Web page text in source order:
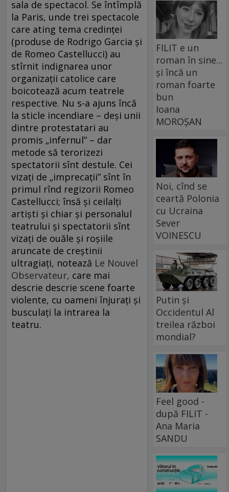
sala de spectacol. Se întîmplă
la Paris, unde trei spectacole
care ating tema credinţei
(produse de Rodrigo Garcia şi
de Romeo Castellucci) au
stîrnit indignarea unor
organizaţii catolice care
boicotează acum teatrele
respective. Nu s-a ajuns încă
la sticle incendiare – deşi unii
dintre protestatari au
promis „infernul” – dar
metode să terorizezi
spectatorii sînt destule. Cei
vizaţi de „imprecaţii” sînt în
primul rînd regizorii Romeo
Castellucci; însă şi ceilalţi
artişti şi chiar şi personalul
teatrului şi spectatorii sînt
vizaţi de ouăle şi roşiile
aruncate de creştinii
ultragiaţi, notează Le Nouvel
Observateur, care mai
descrie descrie scene foarte
violente, cu oameni înjuraţi şi
busculaţi la intrarea la
teatru.
FILIT e un
roman în sine...
și încă un
roman foarte
bun
Ioana
MOROȘAN
Noi, cînd se
ceartă Polonia
cu Ucraina
Sever
VOINESCU
Putin și
Occidentul Al
treilea război
mondial?
Feel good -
după FILIT -
Ana Maria
SANDU